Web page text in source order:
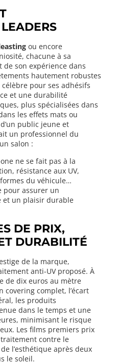
ou encore
chacune à sa
de son expérience dans
hautement robustes
pour ses adhésifs
et une durabilité
plus spécialisées dans
les effets mats ou
public jeune et
un professionnel du
salon :
ne se fait pas à la
résistance aux UV,
du véhicule…
pour assurer un
et un plaisir durable
DE PRIX,
DURABILITÉ
de la marque,
anti-UV proposé. À
de dix euros au mètre
covering complet, l’écart
les produits
dans le temps et une
minimisant le risque
Les films premiers prix
contre le
l’esthétique après deux
le soleil.